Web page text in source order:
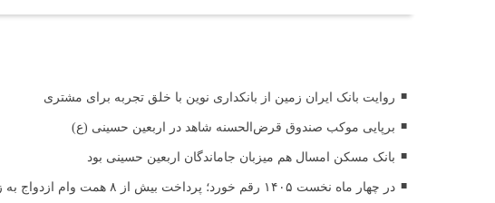
روایت بانک ایران زمین از بانکداری نوین با خلق تجربه برای مشتری
برپایی موکب صندوق قرض‌الحسنه شاهد در اربعین حسینی (ع)
بانک مسکن امسال هم میزبان جاماندگان اربعین حسینی بود
در چهار ماه نخست ۱۴۰۵ رقم خورد؛ پرداخت بیش از ۸ همت وام ازدواج به زوج‌های جوان توسط بانک ملی ایران